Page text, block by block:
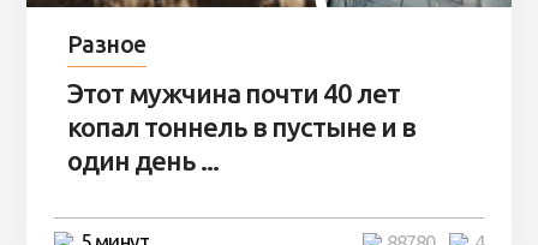
Разное
Этот мужчина почти 40 лет
копал тоннель в пустыне и в
один день ...
5 минут